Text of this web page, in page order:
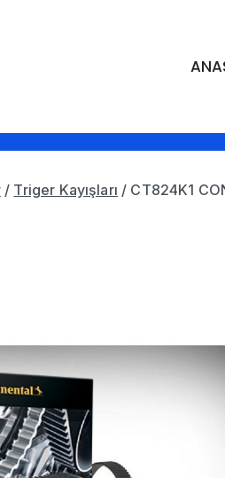
Rulmanlar, Kayışlar,
/ Triger Kayışları / CT824K1